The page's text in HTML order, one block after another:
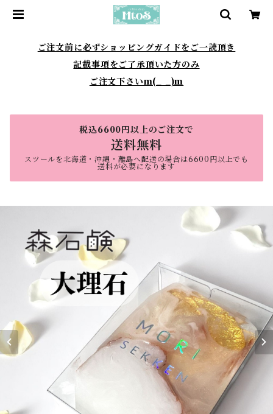
ご注文前に必ずショッピングガイドをご一読頂き
記載事項をご了承頂いた方のみ
ご注文下さいm(_ _)m
税込6600円以上のご注文で
送料無料
スツールを北海道・沖縄・離島へ配送の場合は6600円以上でも
送料が必要になります